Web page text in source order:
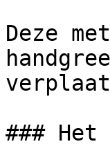
Deze
###